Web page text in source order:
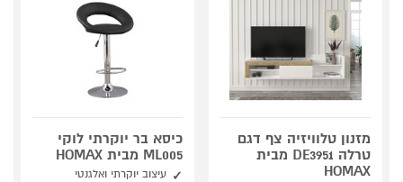
מזנון טלוויזיה צף דגם
טרלה DE3951 מבית
HOMAX
כיסא בר יוקרתי לוקי
ML005 מבית HOMAX
עיצוב יוקרתי ואלגנטי